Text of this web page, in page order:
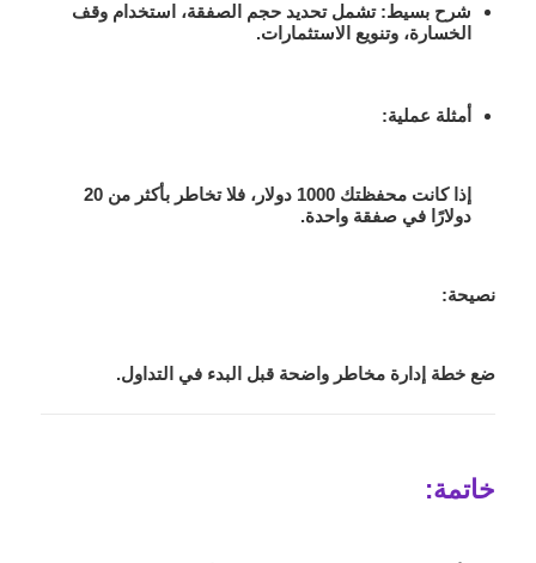
شرح بسيط: تشمل تحديد حجم الصفقة، استخدام وقف
الخسارة، وتنويع الاستثمارات.
أمثلة عملية:
إذا كانت محفظتك 1000 دولار، فلا تخاطر بأكثر من 20
دولارًا في صفقة واحدة.
نصيحة:
ضع خطة إدارة مخاطر واضحة قبل البدء في التداول.
خاتمة: